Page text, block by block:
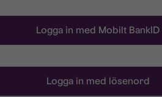
Logga in med Mobilt BankID
Logga in med lösenord